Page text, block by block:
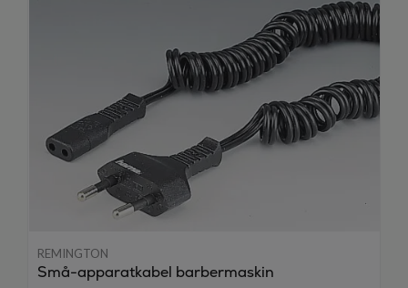
REMINGTON
Små-apparatkabel barbermaskin